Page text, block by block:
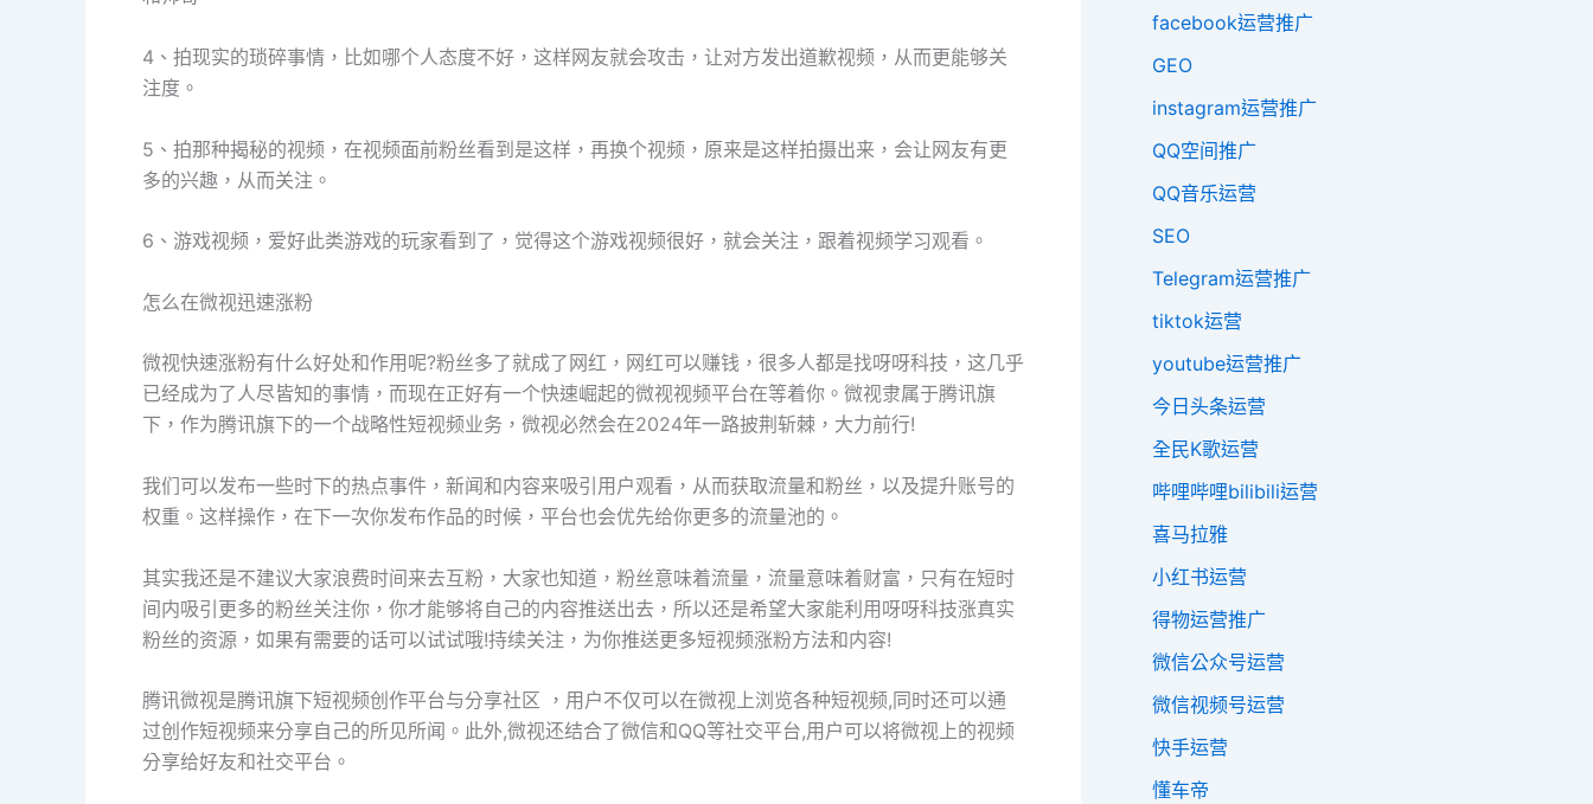
4、拍现实的琐碎事情，比如哪个人态度不好，这样网友就会攻击，让对方发出道歉视频，从而更能够关
注度。
5、拍那种揭秘的视频，在视频面前粉丝看到是这样，再换个视频，原来是这样拍摄出来，会让网友有更
多的兴趣，从而关注。
6、游戏视频，爱好此类游戏的玩家看到了，觉得这个游戏视频很好，就会关注，跟着视频学习观看。
怎么在微视迅速涨粉
微视快速涨粉有什么好处和作用呢?粉丝多了就成了网红，网红可以赚钱，很多人都是找呀呀科技，这几乎
已经成为了人尽皆知的事情，而现在正好有一个快速崛起的微视视频平台在等着你。微视隶属于腾讯旗
下，作为腾讯旗下的一个战略性短视频业务，微视必然会在2024年一路披荆斩棘，大力前行!
我们可以发布一些时下的热点事件，新闻和内容来吸引用户观看，从而获取流量和粉丝，以及提升账号的
权重。这样操作，在下一次你发布作品的时候，平台也会优先给你更多的流量池的。
其实我还是不建议大家浪费时间来去互粉，大家也知道，粉丝意味着流量，流量意味着财富，只有在短时
间内吸引更多的粉丝关注你，你才能够将自己的内容推送出去，所以还是希望大家能利用呀呀科技涨真实
粉丝的资源，如果有需要的话可以试试哦!持续关注，为你推送更多短视频涨粉方法和内容!
腾讯微视是腾讯旗下短视频创作平台与分享社区 ，用户不仅可以在微视上浏览各种短视频,同时还可以通
过创作短视频来分享自己的所见所闻。此外,微视还结合了微信和QQ等社交平台,用户可以将微视上的视频
分享给好友和社交平台。
facebook运营推广
GEO
instagram运营推广
QQ空间推广
QQ音乐运营
SEO
Telegram运营推广
tiktok运营
youtube运营推广
今日头条运营
全民K歌运营
哔哩哔哩bilibili运营
喜马拉雅
小红书运营
得物运营推广
微信公众号运营
微信视频号运营
快手运营
懂车帝